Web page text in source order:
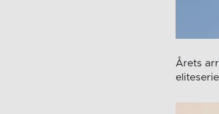
Årets